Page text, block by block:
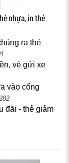
nhựa, in thẻ
ra thẻ
vé gửi xe
vào cổng
đãi - thẻ giảm